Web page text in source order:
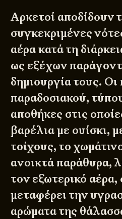
Αρκετοί αποδίδουν
συγκεκριμένες
αέρα κατά τη
ως εξέχων
δημιουργία τους.
παραδοσιακού, τύπου
αποθήκες στις
βαρέλια με ουίσκι,
τοίχους, το
ανοικτά παράθυρα,
τον εξωτερικό αέρα,
μεταφέρει την
αρώματα της